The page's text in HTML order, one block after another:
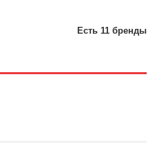
Есть 11 бренды